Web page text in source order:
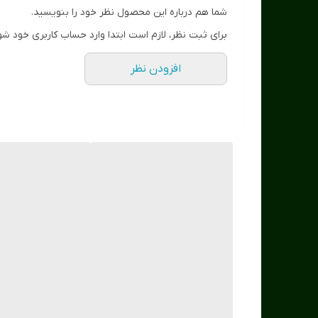
شما هم درباره این محصول نظر خود را بنویسید.
برای ثبت نظر، لازم است ابتدا وارد حساب کاربری خود
افزودن نظر